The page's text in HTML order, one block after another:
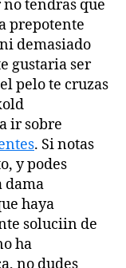
tendras que
prepotente
demasiado
gustaria ser
pelo te cruzas
ir sobre
. Si notas
y podes
dama
haya
soluciin de
ha
no dudes